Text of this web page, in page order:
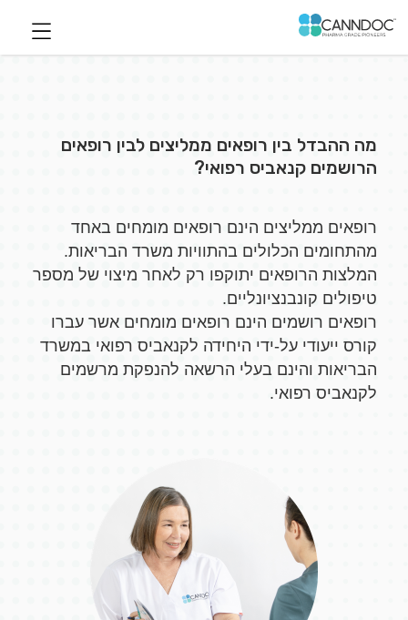
מה ההבדל בין רופאים ממליצים לבין רופאים
הרושמים קנאביס רפואי?
רופאים ממליצים הינם רופאים מומחים באחד
מהתחומים הכלולים בהתוויות משרד הבריאות.
המלצות הרופאים יתוקפו רק לאחר מיצוי של מספר
טיפולים קונבנציונליים.
רופאים רושמים הינם רופאים מומחים אשר עברו
קורס ייעודי על-ידי היחידה לקנאביס רפואי במשרד
הבריאות והינם בעלי הרשאה להנפקת מרשמים
לקנאביס רפואי.